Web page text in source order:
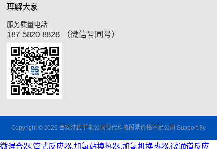
理解大家
服务质量电話
187 5820 8828 （微信号同号）
Copyright © 2026 西安沈氏节能公司现代科技股票价格不足公司 Support By
微混合器,管式反应器,加氢站换热器,加氢机换热器,微通道反应